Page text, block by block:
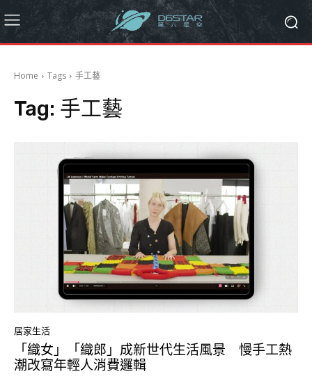
Home Tags 手工藝
Tag: 手工藝
居家生活
「織女」「織郎」成新世代生活風景 慢手工熱
潮改寫年輕人消費邏輯